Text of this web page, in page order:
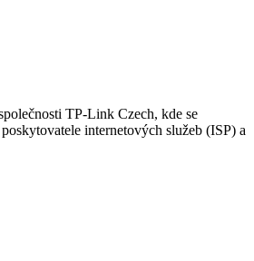
TP-Link Czech, kde se
internetových služeb (ISP) a